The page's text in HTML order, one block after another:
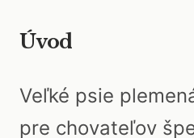
Úvod
Veľké psie
pre chovateľov